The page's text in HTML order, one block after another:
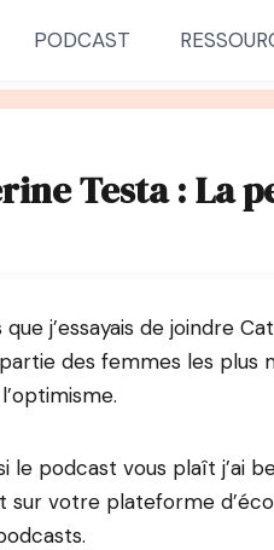
PODCAST
Testa : La
j’essayais de joindre
des femmes les plus
le podcast vous plaît j’ai
sur votre plateforme